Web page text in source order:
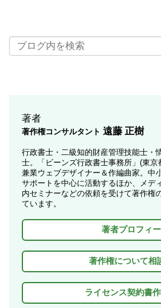
著者
著作権コンサルタント 遠藤 正樹
行政書士・二級知的財産管理技能士・
士。「ビーンズ行政書士事務所」(東京
兼業ウェブデザイナー＆作編曲家。中
サポートを中心に活動するほか、メデ
内セミナーなどの依頼を受けて著作権
ています。
著者プロフィ
著作権について相
ライセンス契約書